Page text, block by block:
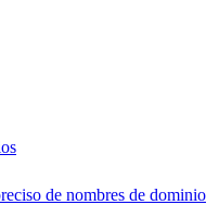
de nombres de dominio